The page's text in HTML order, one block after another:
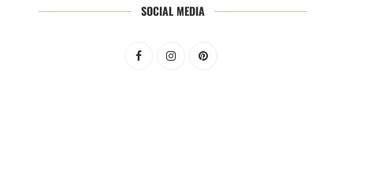
SOCIAL MEDIA